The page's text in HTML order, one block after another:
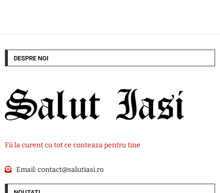
DESPRE NOI
Fii la curent cu tot ce conteaza pentru tine
Email:contact@salutiasi.ro